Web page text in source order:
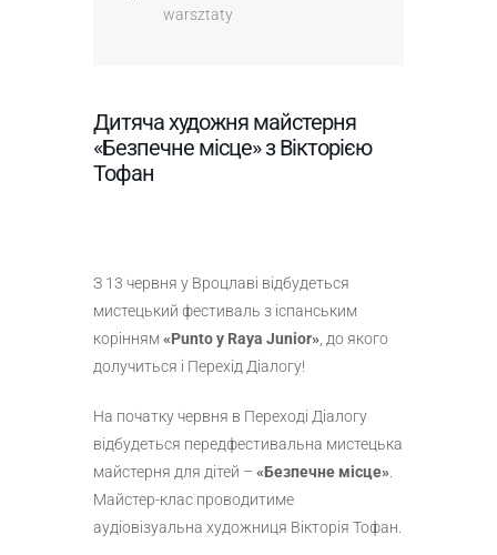
warsztaty
Дитяча художня майстерня
«Безпечне місце» з Вікторією
Тофан
З 13 червня у Вроцлаві відбудеться
мистецький фестиваль з іспанським
корінням «Punto y Raya Junior» , до якого
долучиться і Перехiд Дiалогу!
На початку червня в Переході Діалогу
відбудеться передфестивальна мистецька
майстерня для дітей – «Безпечне місце»
Майстер-клас проводитиме
аудіовізуальна художниця Вікторія Тофан.